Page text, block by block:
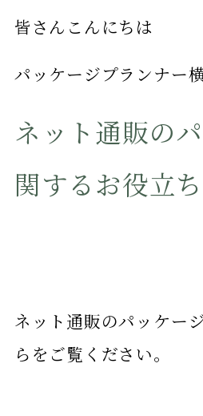
皆さんこんにちは
パッケージプランナー横
ネット通販の
関するお役立
↑ ↑
ネット通販のパッケー
らをご覧ください。